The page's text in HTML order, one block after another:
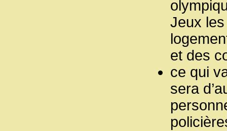
Jeux
et des
ce qui
sera